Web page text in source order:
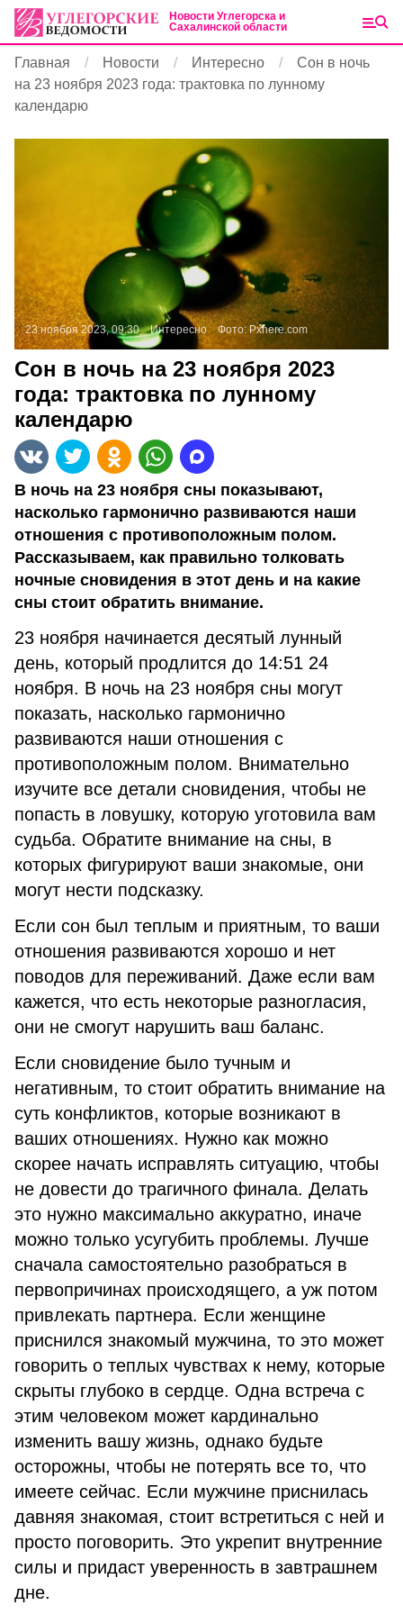
Новости Углегорска и
Сахалинской области
Главная Новости Интересно
Сон в ночь
на 23 ноября 2023 года: трактовка по лунному
календарю
23 ноября 2023, 09:30 Интересно Фото:Pxhere.com
Сон в ночь на 23 ноября 2023
года: трактовка по лунному
календарю
В ночь на 23 ноября сны показывают,
насколько гармонично развиваются наши
отношения с противоположным полом.
Рассказываем, как правильно толковать
ночные сновидения в этот день и на какие
сны стоит обратить внимание.
23 ноября начинается десятый лунный
день, который продлится до 14:51 24
ноября. В ночь на 23 ноября сны могут
показать, насколько гармонично
развиваются наши отношения с
противоположным полом. Внимательно
изучите все детали сновидения, чтобы не
попасть в ловушку, которую уготовила вам
судьба. Обратите внимание на сны, в
которых фигурируют ваши знакомые, они
могут нести подсказку.
Если сон был теплым и приятным, то ваши
отношения развиваются хорошо и нет
поводов для переживаний. Даже если вам
кажется, что есть некоторые разногласия,
они не смогут нарушить ваш баланс.
Если сновидение было тучным и
негативным, то стоит обратить внимание на
суть конфликтов, которые возникают в
ваших отношениях. Нужно как можно
скорее начать исправлять ситуацию, чтобы
не довести до трагичного финала. Делать
это нужно максимально аккуратно, иначе
можно только усугубить проблемы. Лучше
сначала самостоятельно разобраться в
первопричинах происходящего, а уж потом
привлекать партнера. Если женщине
приснился знакомый мужчина, то это может
говорить о теплых чувствах к нему, которые
скрыты глубоко в сердце. Одна встреча с
этим человеком может кардинально
изменить вашу жизнь, однако будьте
осторожны, чтобы не потерять все то, что
имеете сейчас. Если мужчине приснилась
давняя знакомая, стоит встретиться с ней и
просто поговорить. Это укрепит внутренние
силы и придаст уверенность в завтрашнем
дне.